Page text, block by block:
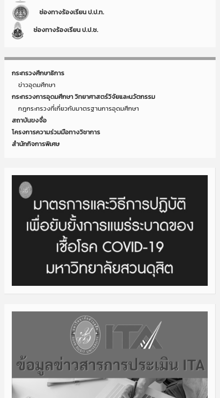
ช่องทางร้องเรียน ป.ป.ท.
ช่องทางร้องเรียน ป.ป.ช.
กระทรวงศึกษาธิการ
ข่าวอุดมศึกษา
กระทรวงการอุดมศึกษา วิทยาศาสตร์วิจัยและนวัตกรรม
กฎกระทรวงที่เกี่ยวกับมาตรฐานการอุดมศึกษา
สถาบันขงจื่อ
โครงการความร่วมมือทางวิชาการ
สำนักกิจการพิเศษ